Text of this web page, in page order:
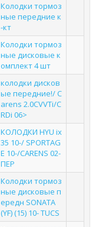
Колодки тормоз
ные передние к
-кт
Колодки тормоз
ные дисковые к
омплект 4 шт
колодки дисков
ые передние!/ C
arens 2.0CVVTi/C
RDi 06>
КОЛОДКИ HYU ix
35 10-/ SPORTAG
E 10-/CARENS 02-
ПЕР
Колодки тормоз
ные дисковые п
ередн SONATA
(YF) (15) 10- TUCS